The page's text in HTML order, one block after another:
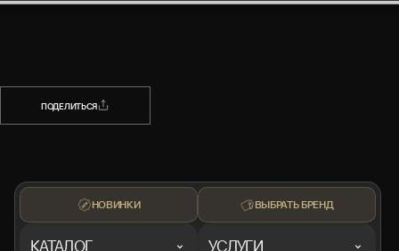
ПОДЕЛИТЬСЯ
НОВИНКИ
КАТАЛОГ
ВЫБРАТЬ БРЕНД
УСЛУГИ